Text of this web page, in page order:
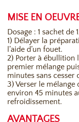
MISE EN
Dosage : 1 sachet de
1) Délayer la
l’aide d’un fouet.
2) Porter à ébullition
premier mélange
minutes sans cesser
3) Verser le
environ 45 minutes
refroidissement.
AVANTAGES